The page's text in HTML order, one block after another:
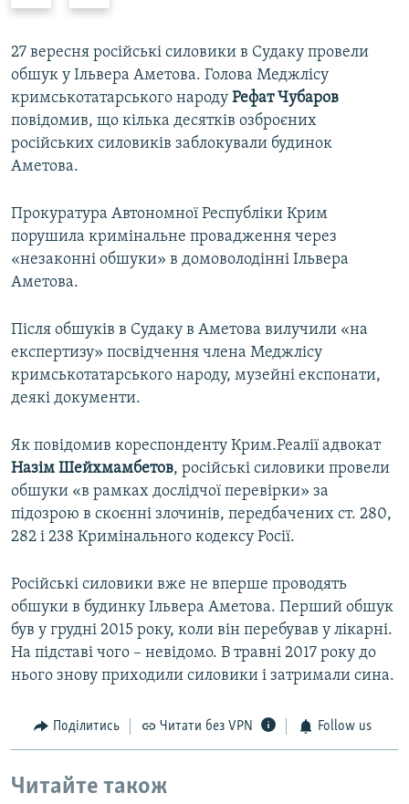
v
i
o
u
s
s
i
d
e
t
s
l
i
d
e
27 вересня російські силовики в Судаку провели
обшук у Ільвера Аметова. Голова Меджлісу
кримськотатарського народу Рефат Чубаров
повідомив, що кілька десятків озброєних
російських силовиків заблокували будинок
Аметова.
Прокуратура Автономної Республіки Крим
порушила кримінальне провадження через
«незаконні обшуки» в домоволодінні Ільвера
Аметова.
Після обшуків в Судаку в Аметова вилучили «на
експертизу» посвідчення члена Меджлісу
кримськотатарського народу, музейні експонати,
деякі документи.
Як повідомив кореспонденту Крим.Реалії адвокат
Назім Шейхмамбетов, російські силовики провели
обшуки «в рамках дослідчої перевірки» за
підозрою в скоєнні злочинів, передбачених ст. 280,
282 і 238 Кримінального кодексу Росії.
Російські силовики вже не вперше проводять
обшуки в будинку Ільвера Аметова. Перший обшук
був у грудні 2015 року, коли він перебував у лікарні.
На підставі чого – невідомо. В травні 2017 року до
нього знову приходили силовики і затримали сина.
Поділитись Читати без VPN Follow us
Читайте також